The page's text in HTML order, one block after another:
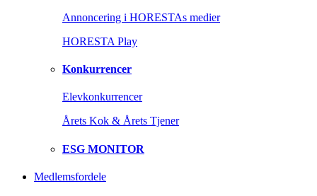
Annoncering i HORESTAs medier
HORESTA Play
Konkurrencer
Elevkonkurrencer
Årets Kok & Årets Tjener
ESG MONITOR
Medlemsfordele